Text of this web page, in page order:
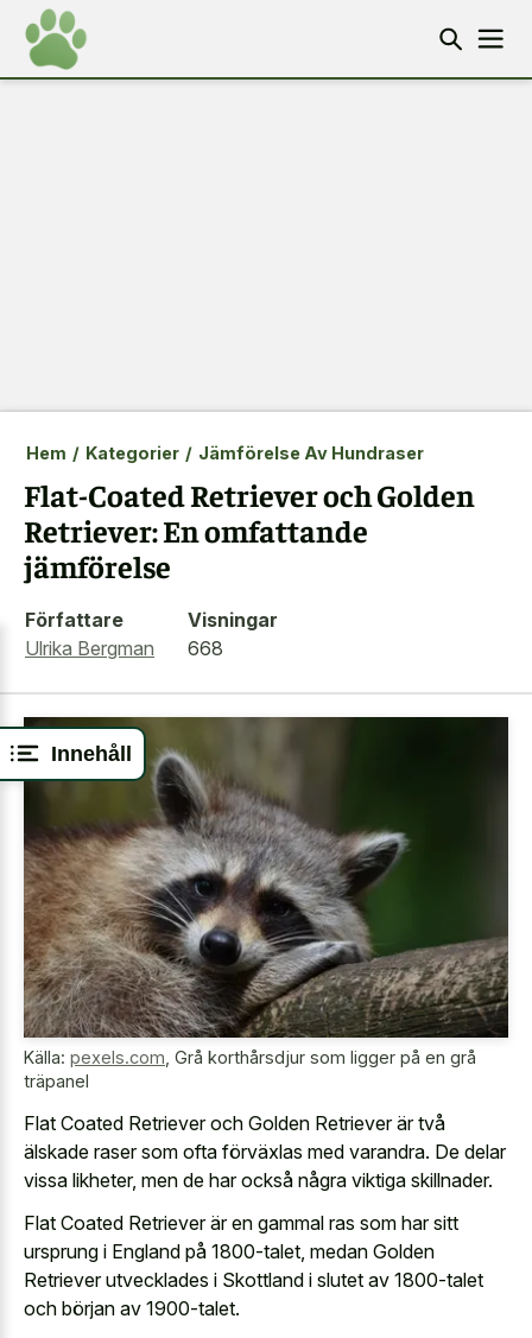
Innehåll
Hem / Kategorier / Jämförelse Av Hundraser
Flat-Coated Retriever och Golden
Retriever: En omfattande
jämförelse
Författare
Ulrika Bergman
Visningar
668
Källa: pexels.com Grå korthårsdjur som ligger på en grå
träpanel
Flat Coated Retriever och Golden Retriever är två
älskade raser som ofta förväxlas med varandra. De delar
vissa likheter, men de har också några viktiga skillnader.
Flat Coated Retriever är en gammal ras som har sitt
ursprung i England på 1800-talet, medan Golden
Retriever utvecklades i Skottland i slutet av 1800-talet
och början av 1900-talet.